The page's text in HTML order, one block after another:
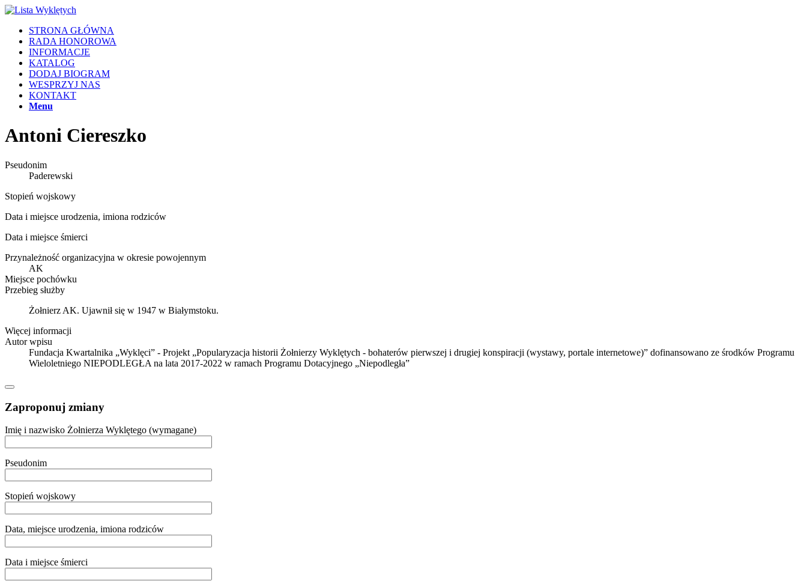
STRONA GŁÓWNA
RADA HONOROWA
INFORMACJE
KATALOG
DODAJ BIOGRAM
WESPRZYJ NAS
KONTAKT
Menu
Antoni Ciereszko
Pseudonim
Paderewski
Stopień wojskowy
Data i miejsce urodzenia, imiona rodziców
Data i miejsce śmierci
Przynależność organizacyjna w okresie powojennym
AK
Miejsce pochówku
Przebieg służby
Żołnierz AK. Ujawnił się w 1947 w Białymstoku.
Więcej informacji
Autor wpisu
Fundacja Kwartalnika „Wyklęci” - Projekt „Popularyzacja historii Żołnierzy Wyklętych - bohaterów pierwszej i drugiej konspiracji (wystawy, portale internetowe)” dofinansowano ze środków Programu
Wieloletniego NIEPODLEGŁA na lata 2017-2022 w ramach Programu Dotacyjnego „Niepodległa”
Zaproponuj zmiany
Imię i nazwisko Żołnierza Wyklętego (wymagane)
Pseudonim
Stopień wojskowy
Data, miejsce urodzenia, imiona rodziców
Data i miejsce śmierci